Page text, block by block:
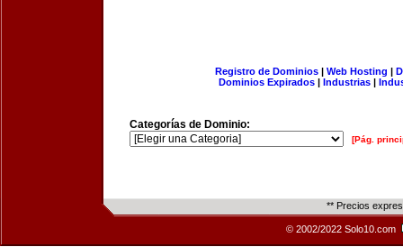
Registro de Dominios| Web Hosting |
Dominios Expirados | Industrias |
Categorías de Dominio:
[Pág.
** Precios
© 2002/2022 Solo10.com